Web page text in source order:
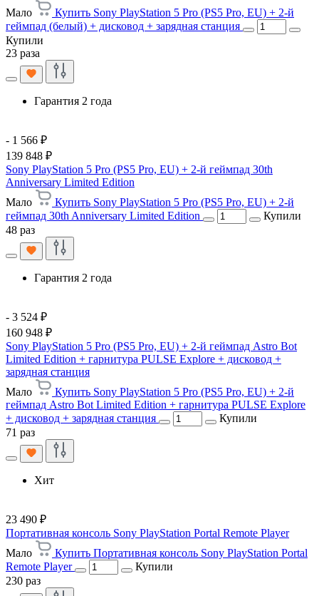
Мало
Купить Sony PlayStation 5 Pro (PS5 Pro, EU) + 2-й
геймпад (белый) + дисковод + зарядная станция
Купили
23 раза
Гарантия 2 года
- 1 566 ₽
139 848 ₽
Sony PlayStation 5 Pro (PS5 Pro, EU) + 2-й геймпад 30th
Anniversary Limited Edition
Мало
Купить Sony PlayStation 5 Pro (PS5 Pro, EU) + 2-й
геймпад 30th Anniversary Limited Edition
Купили
48 раз
Гарантия 2 года
- 3 524 ₽
160 948 ₽
Sony PlayStation 5 Pro (PS5 Pro, EU) + 2-й геймпад Astro Bot
Limited Edition + гарнитура PULSE Explore + дисковод +
зарядная станция
Мало
Купить Sony PlayStation 5 Pro (PS5 Pro, EU) + 2-й
геймпад Astro Bot Limited Edition + гарнитура PULSE Explore
+ дисковод + зарядная станция
Купили
71 раз
Хит
23 490 ₽
Портативная консоль Sony PlayStation Portal Remote Player
Мало
Купить Портативная консоль Sony PlayStation Portal
Remote Player
Купили
230 раз